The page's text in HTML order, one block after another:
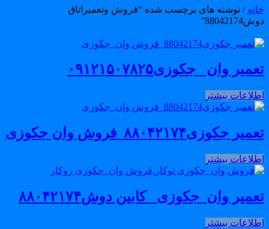
/ نوشته های برچسب شده “فروش وتعمیراتاق
وان _جکوزی۰۹۱۲۱۵۰۷۸۲۵
بیشتر
جکوزی۸۸۰۴۲۱۷۴_فروش وان جکوزی
بیشتر
وان_جکوزی_ کابین دوش۸۸۰۴۲۱۷۴
بیشتر